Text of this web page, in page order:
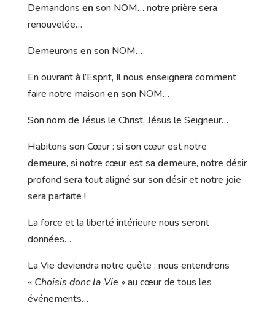
Demandons enson NOM… notre prière sera
renouvelée…
Demeurons enson NOM…
En ouvrant à l’Esprit, Il nous enseignera comment
faire notre maisonenson NOM…
Son nom de Jésus le Christ, Jésus le Seigneur…
Habitons son Cœur : si son cœur est notre
demeure, si notre cœur est sa demeure, notre désir
profond sera tout aligné sur son désir et notre joie
sera parfaite !
La force et la liberté intérieure nous seront
données…
La Vie deviendra notre quête : nous entendrons
« Choisis donc la Vie » au cœur de tous les
événements…